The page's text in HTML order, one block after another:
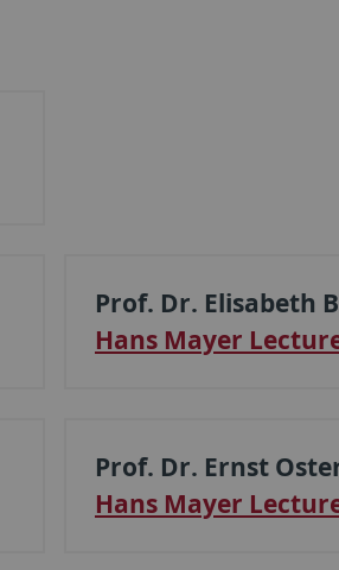
Prof. Dr. Elisabeth
Hans Mayer
Prof. Dr. Ernst
Hans Mayer